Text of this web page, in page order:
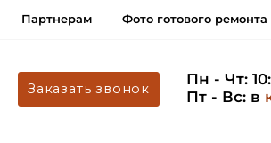
Партнерам Фото готового ремонта
Заказать звонок
Пн - Чт:
Пт - Вс: в